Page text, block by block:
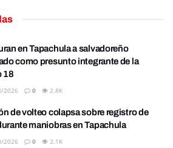
en Tapachula a salvadoreño
como presunto integrante de la
18
2026 0 2.8K
de volteo colapsa sobre registro de
maniobras en Tapachula
2026 0 2.1K